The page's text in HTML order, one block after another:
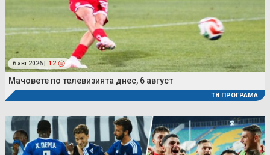
6 авг 2026 | 12
Мачовете по телевизията днес, 6 август
ТВ ПРОГРАМА